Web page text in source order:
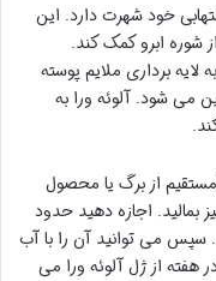
خود شهرت دارد. این
ابرو کمک کند.
برداری ملایم پوسته
می شود. آلوئه ورا به
از برگ یا محصول
بمالید. اجازه دهید حدود
سپس می توانید آن را با آب
هفته از ژل آلوئه ورا می